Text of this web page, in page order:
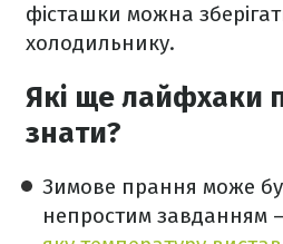
фісташки можна
холодильнику.
Які ще лайфхаки
знати?
Зимове прання може
непростим завданням –